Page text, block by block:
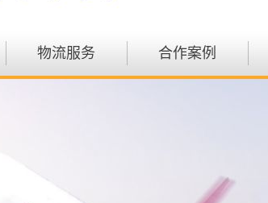
物流服务
航空运输
合作案例